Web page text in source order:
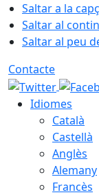
Saltar a la
Saltar al
Saltar al peu
Contacte
Idiomes
Català
Castellà
Anglès
Alemany
Francès